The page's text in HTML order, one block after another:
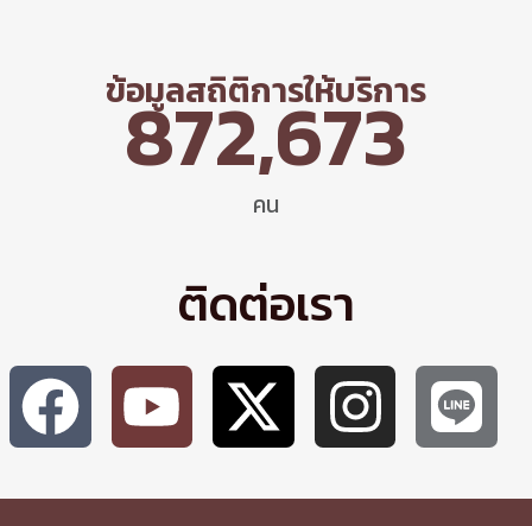
ข้อมูลสถิติการให้บริการ
คน
872,673
ติดต่อเรา